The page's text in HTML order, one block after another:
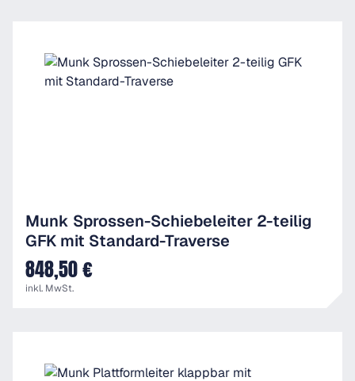
Munk Sprossen-Schiebeleiter 2-teilig
GFK mit Standard-Traverse
UVP
848,50 €
inkl. MwSt.